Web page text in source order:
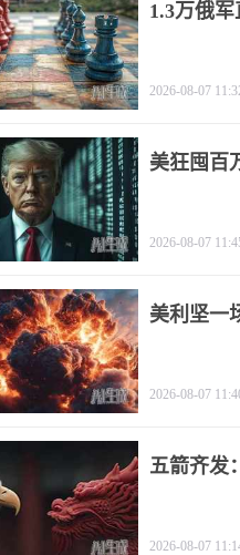
1.3万俄
2026-08-07
美狂囤百
2026-08-07
美利坚一
2026-08-07
五箭齐发
2026-08-07